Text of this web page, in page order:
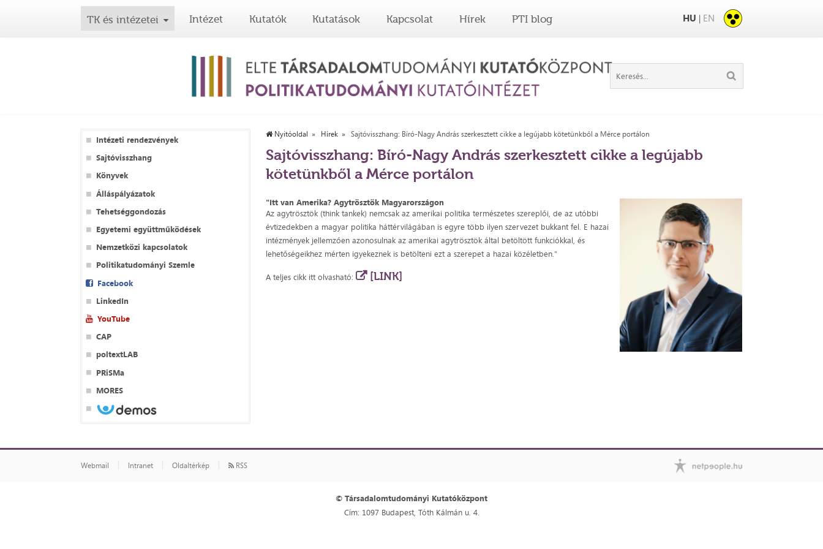
TK és intézetei Intézet Kutatók Kutatások Kapcsolat Hírek PTI blog HU | EN
Intézeti rendezvények
Sajtóvisszhang
Könyvek
Álláspályázatok
Tehetséggondozás
Egyetemi együttműködések
Nemzetközi kapcsolatok
Politikatudományi Szemle
Facebook
LinkedIn
YouTube
CAP
poltextLAB
PRiSMa
MORES
Nyitóoldal Hírek Sajtóvisszhang: Bíró-Nagy András szerkesztett cikke a legújabb kötetünkből a Mérce portálon
Sajtóvisszhang: Bíró-Nagy András szerkesztett cikke a legújabb
kötetünkből a Mérce portálon
"Itt van Amerika? Agytrösztök Magyarországon
Az agytrösztök (think tankek) nemcsak az amerikai politika természetes szereplői, de az utóbbi
évtizedekben a magyar politika háttérvilágában is egyre több ilyen szervezet bukkant fel. E hazai
intézmények jellemzően azonosulnak az amerikai agytrösztök által betöltött funkciókkal, és
lehetőségeikhez mérten igyekeznek is betölteni ezt a szerepet a hazai közéletben."
A teljes cikk itt olvasható: [LINK]
Webmail Intranet Oldaltérkép RSS
© Társadalomtudományi Kutatóközpont
Cím: 1097 Budapest, Tóth Kálmán u. 4.